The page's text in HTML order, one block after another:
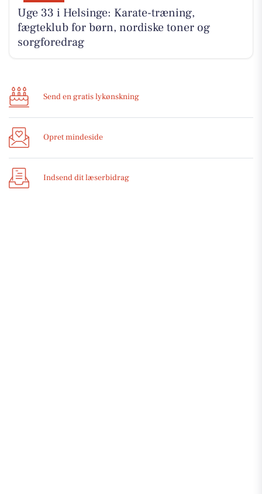
Uge 33 i Helsinge: Karate-træning,
fægteklub for børn, nordiske toner og
sorgforedrag
Send en gratis lykønskning
Opret mindeside
Indsend dit læserbidrag